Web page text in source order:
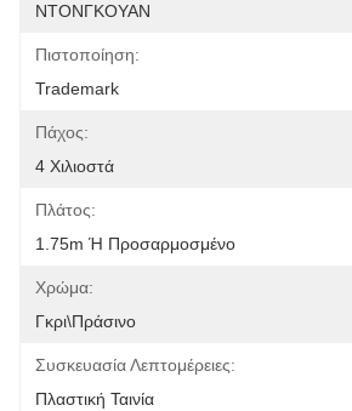
ΝΤΟΝΓΚΟΥΑΝ
Πιστοποίηση:
Trademark
Πάχος:
4 Χιλιοστά
Πλάτος:
1.75m Ή Προσαρμοσμένο
Χρώμα:
Γκρι\Πράσινο
Συσκευασία Λεπτομέρειες:
Πλαστική Ταινία